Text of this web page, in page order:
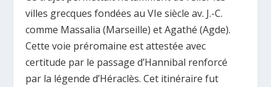
villes grecques fondées au VIe siècle av. J.-C.
comme Massalia (Marseille) et Agathé (Agde).
Cette voie préromaine est attestée avec
certitude par le passage d’Hannibal renforcé
par la légende d’Héraclès. Cet itinéraire fut